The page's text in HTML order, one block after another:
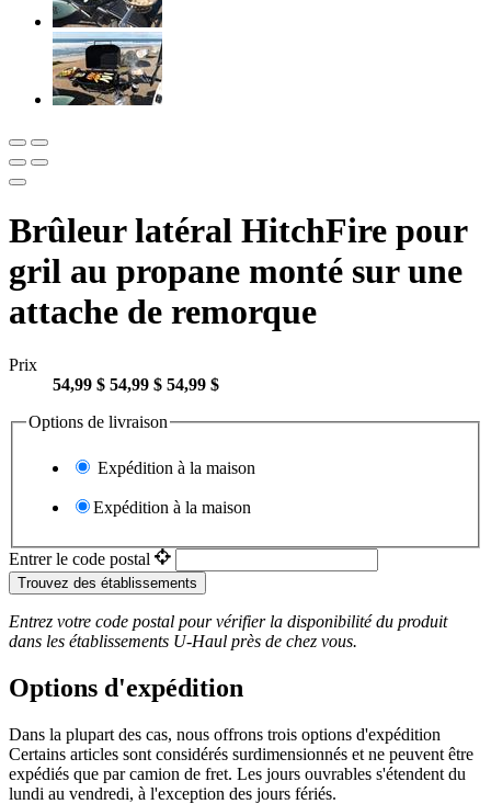
Brûleur latéral HitchFire pour
gril au propane monté sur une
attache de remorque
Prix
54,99 $ 54,99 $ 54,99 $
Options de livraison
Expédition à la maison
Expédition à la maison
Entrer le code postal
Trouvez des établissements
Entrez votre code postal pour vérifier la disponibilité du produit
dans les établissements U-Haul près de chez vous.
Options d'expédition
Dans la plupart des cas, nous offrons trois options d'expédition
Certains articles sont considérés surdimensionnés et ne peuvent être
expédiés que par camion de fret. Les jours ouvrables s'étendent du
lundi au vendredi, à l'exception des jours fériés.